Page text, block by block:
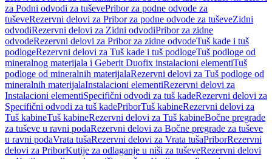
za Podni odvodi za tuševePribor za podne odvode za
tuševeRezervni delovi za Pribor za podne odvode za tuševeZidni
odvodiRezervni delovi za Zidni odvodiPribor za zidne
odvodeRezervni delovi za Pribor za zidne odvodeTuš kade i tuš
podlogeRezervni delovi za Tuš kade i tuš podlogeTuš podloge od
mineralnog materijala i Geberit Duofix instalacioni elementiTuš
podloge od mineralnih materijalaRezervni delovi za Tuš podloge od
mineralnih materijalaInstalacioni elementiRezervni delovi za
Instalacioni elementiSpecifični odvodi za tuš kadeRezervni delovi za
Specifični odvodi za tuš kadePriborTuš kabineRezervni delovi za
Tuš kabineTuš kabineRezervni delovi za Tuš kabineBočne pregrade
za tuševe u ravni podaRezervni delovi za Bočne pregrade za tuševe
u ravni podaVrata tušaRezervni delovi za Vrata tušaPriborRezervni
delovi za PriborKutije za odlaganje u niši za tuševeRezervni delovi